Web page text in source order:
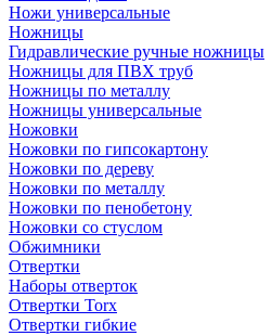
Ножи универсальные
Ножницы
Гидравлические ручные ножницы
Ножницы для ПВХ труб
Ножницы по металлу
Ножницы универсальные
Ножовки
Ножовки по гипсокартону
Ножовки по дереву
Ножовки по металлу
Ножовки по пенобетону
Ножовки со стуслом
Обжимники
Отвертки
Наборы отверток
Отвертки Torx
Отвертки гибкие